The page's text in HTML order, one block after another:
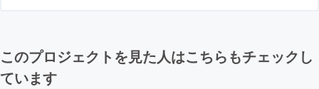
このプロジェクトを見た人はこちらもチェックし
ています